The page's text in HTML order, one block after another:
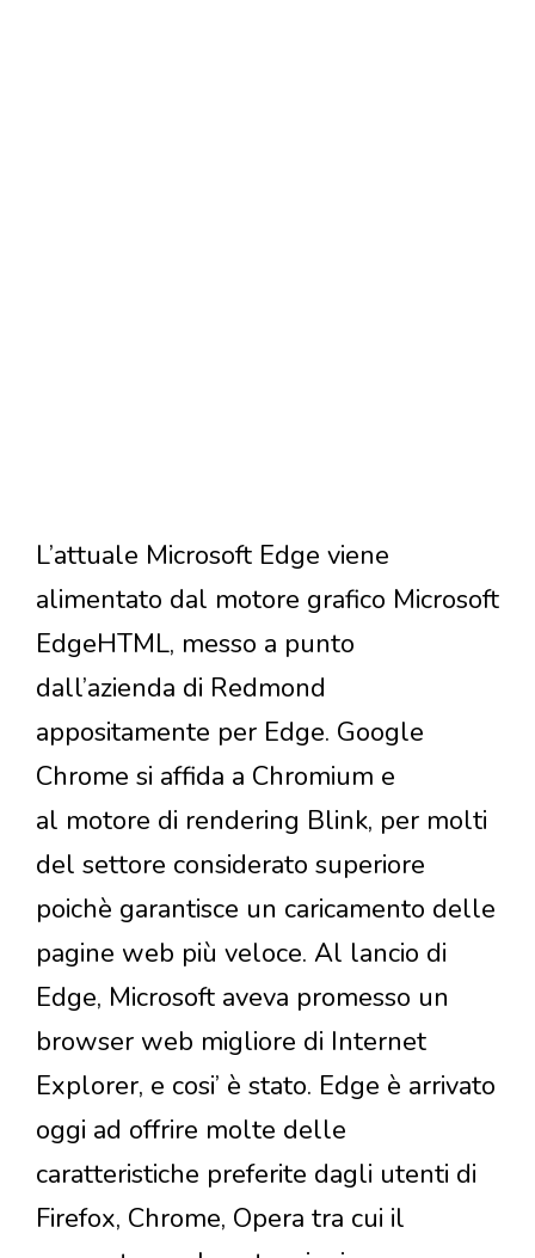
L’attuale Microsoft Edge viene
alimentato dal motore grafico Microsoft
EdgeHTML, messo a punto
dall’azienda di Redmond
appositamente per Edge. Google
Chrome si affida a Chromium e
al motore di rendering Blink, per molti
del settore considerato superiore
poichè garantisce un caricamento delle
pagine web più veloce. Al lancio di
Edge, Microsoft aveva promesso un
browser web migliore di Internet
Explorer, e cosi’ è stato. Edge è arrivato
oggi ad offrire molte delle
caratteristiche preferite dagli utenti di
Firefox, Chrome, Opera tra cui il